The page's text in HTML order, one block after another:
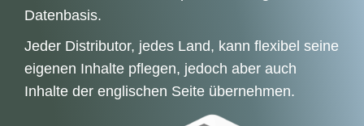
Datenbasis.
Jeder Distributor, jedes Land, kann flexibel seine
eigenen Inhalte pflegen, jedoch aber auch
Inhalte der englischen Seite übernehmen.